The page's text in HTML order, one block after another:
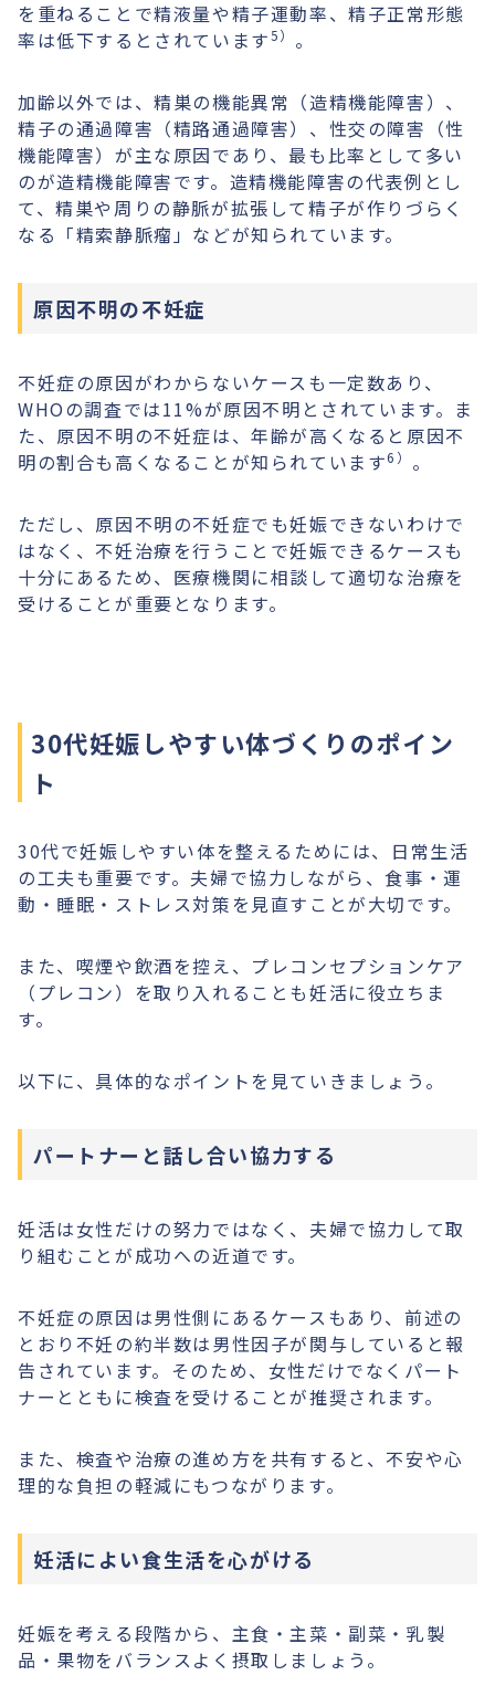
を重ねることで精液量や精子運動率、精子正常形態
率は低下するとされています5） 。
加齢以外では、精巣の機能異常（造精機能障害）、
精子の通過障害（精路通過障害）、性交の障害（性
機能障害）が主な原因であり、最も比率として多い
のが造精機能障害です。造精機能障害の代表例とし
て、精巣や周りの静脈が拡張して精子が作りづらく
なる「精索静脈瘤」などが知られています。
原因不明の不妊症
不妊症の原因がわからないケースも一定数あり、
WHOの調査では11%が原因不明とされています。ま
た、原因不明の不妊症は、年齢が高くなると原因不
明の割合も高くなることが知られています6） 。
ただし、原因不明の不妊症でも妊娠できないわけで
はなく、不妊治療を行うことで妊娠できるケースも
十分にあるため、医療機関に相談して適切な治療を
受けることが重要となります。
30代妊娠しやすい体づくりのポイン
ト
30代で妊娠しやすい体を整えるためには、日常生活
の工夫も重要です。夫婦で協力しながら、食事・運
動・睡眠・ストレス対策を見直すことが大切です。
また、喫煙や飲酒を控え、プレコンセプションケア
（プレコン）を取り入れることも妊活に役立ちま
す。
以下に、具体的なポイントを見ていきましょう。
パートナーと話し合い協力する
妊活は女性だけの努力ではなく、夫婦で協力して取
り組むことが成功への近道です。
不妊症の原因は男性側にあるケースもあり、前述の
とおり不妊の約半数は男性因子が関与していると報
告されています。そのため、女性だけでなくパート
ナーとともに検査を受けることが推奨されます。
また、検査や治療の進め方を共有すると、不安や心
理的な負担の軽減にもつながります。
妊活によい食生活を心がける
妊娠を考える段階から、主食・主菜・副菜・乳製
品・果物をバランスよく摂取しましょう。